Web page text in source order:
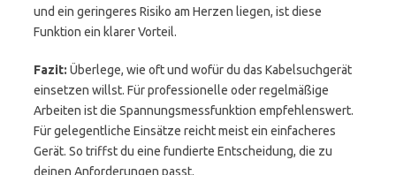
und ein geringeres Risiko am Herzen liegen, ist diese
Funktion ein klarer Vorteil.
Fazit: Überlege, wie oft und wofür du das Kabelsuchgerät
einsetzen willst. Für professionelle oder regelmäßige
Arbeiten ist die Spannungsmessfunktion empfehlenswert.
Für gelegentliche Einsätze reicht meist ein einfacheres
Gerät. So triffst du eine fundierte Entscheidung, die zu
deinen Anforderungen passt.